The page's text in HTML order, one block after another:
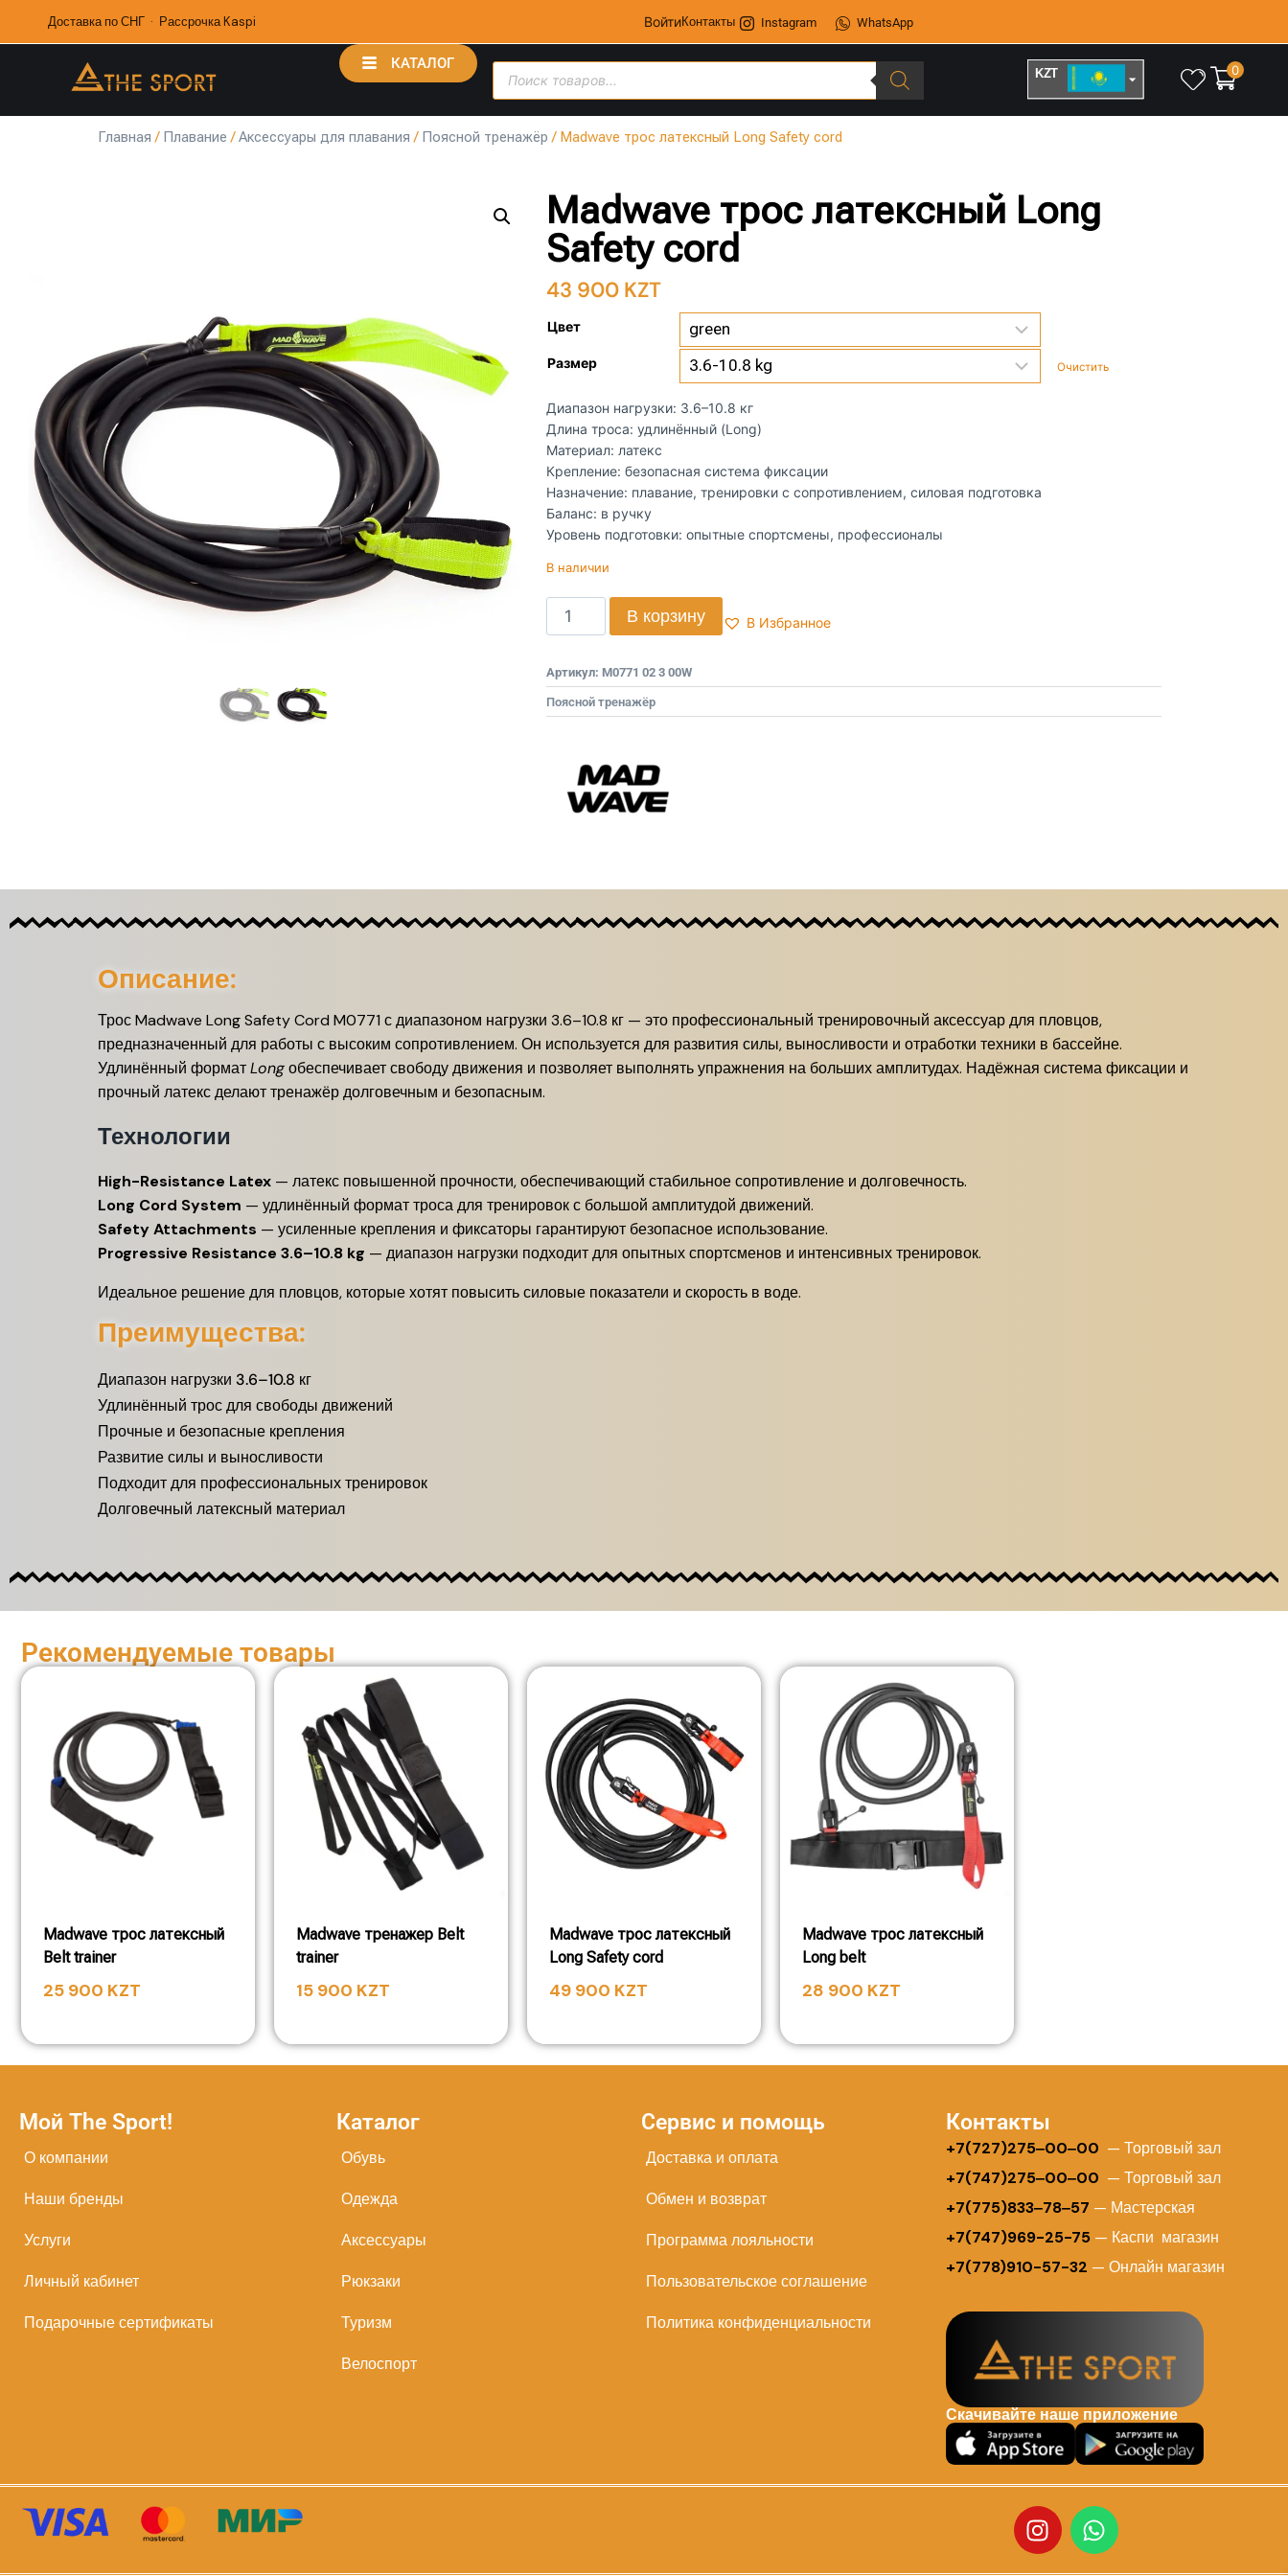
Доставка по СНГ · Рассрочка Kaspi ВойтиКонтакты Instagram WhatsApp
КАТАЛОГ
KZT 0
Главная / Плавание /Аксессуары для плавания / Поясной тренажёр / Madwave трос латексный Long Safety cord
Madwave трос латексный Long
Safety cord
43 900 KZT
Цвет
Размер Очистить
Диапазон нагрузки: 3.6–10.8 кг
Длина троса: удлинённый (Long)
Материал: латекс
Крепление: безопасная система фиксации
Назначение: плавание, тренировки с сопротивлением, силовая подготовка
Баланс: в ручку
Уровень подготовки: опытные спортсмены, профессионалы
В наличии
В корзину В Избранное
Артикул: M0771 02 3 00W
Поясной тренажёр
Описание:
Трос Madwave Long Safety Cord M0771 с диапазоном нагрузки 3.6–10.8 кг — это профессиональный тренировочный аксессуар для пловцов,
предназначенный для работы с высоким сопротивлением. Он используется для развития силы, выносливости и отработки техники в бассейне.
Удлинённый форматLongобеспечивает свободу движения и позволяет выполнять упражнения на больших амплитудах. Надёжная система фиксации и
прочный латекс делают тренажёр долговечным и безопасным.
Технологии
High-Resistance Latex — латекс повышенной прочности, обеспечивающий стабильное сопротивление и долговечность.
Long Cord System — удлинённый формат троса для тренировок с большой амплитудой движений.
Safety Attachments — усиленные крепления и фиксаторы гарантируют безопасное использование.
Progressive Resistance 3.6–10.8 kg — диапазон нагрузки подходит для опытных спортсменов и интенсивных тренировок.
Идеальное решение для пловцов, которые хотят повысить силовые показатели и скорость в воде.
Преимущества:
Диапазон нагрузки 3.6–10.8 кг
Удлинённый трос для свободы движений
Прочные и безопасные крепления
Развитие силы и выносливости
Подходит для профессиональных тренировок
Долговечный латексный материал
Рекомендуемые товары
Madwave трос латексный
Belt trainer
25 900 KZT
Madwave тренажер Belt
trainer
15 900 KZT
Madwave трос латексный
Long Safety cord
49 900 KZT
Madwave трос латексный
Long belt
28 900 KZT
Мой The Sport!
О компании
Наши бренды
Услуги
Личный кабинет
Подарочные сертификаты
Каталог
Обувь
Одежда
Аксессуары
Рюкзаки
Туризм
Велоспорт
Сервис и помощь
Доставка и оплата
Обмен и возврат
Программа лояльности
Пользовательское соглашение
Политика конфиденциальности
Контакты
+7(727)275‒00‒00 — Торговый зал
+7(747)275‒00‒00 — Торговый зал
+7(775)833‒78‒57 — Мастерская
+7(747)969-25-75— Каспи магазин
+7(778)910-57-32 — Онлайн магазин
Скачивайте наше приложение